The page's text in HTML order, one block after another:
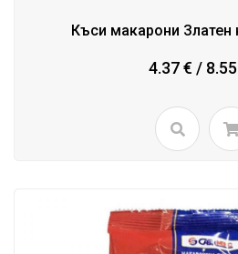
Къси макарони Златен
4.37 € /